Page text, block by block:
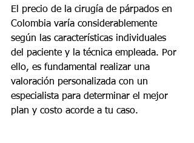
El precio de la cirugía de párpados en
Colombia varía considerablemente
según las características individuales
del paciente y la técnica empleada. Por
ello, es fundamental realizar una
valoración personalizada con un
especialista para determinar el mejor
plan y costo acorde a tu caso.